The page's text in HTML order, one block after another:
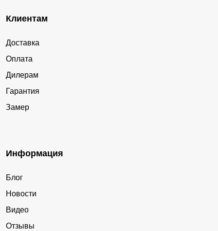
Клиентам
Доставка
Оплата
Дилерам
Гарантия
Замер
Информация
Блог
Новости
Видео
Отзывы